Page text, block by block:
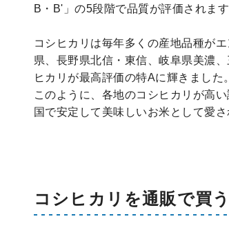
B・B'」の5段階で品質が評価されます​
コシヒカリは毎年多くの産地品種が
県、長野県北信・東信、岐阜県美濃
ヒカリが最高評価の特Aに輝きました。
このように、各地のコシヒカリが高
国で安定して美味しいお米として愛さ
コシヒカリを通販で買